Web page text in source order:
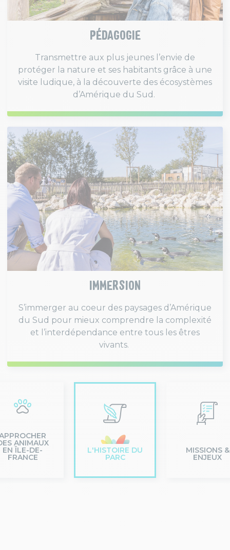
PÉDAGOGIE
Transmettre aux plus jeunes l’envie de
protéger la nature et ses habitants grâce à une
visite ludique, à la découverte des écosystèmes
d’Amérique du Sud.
IMMERSION
S’immerger au coeur des paysages d’Amérique
du Sud pour mieux comprendre la complexité
et l’interdépendance entre tous les êtres
vivants.
ANIMAUX
EN ÎLE-DE-
FRANCE
L'HISTOIRE DU
PARC
MISSIONS &
ENJEUX